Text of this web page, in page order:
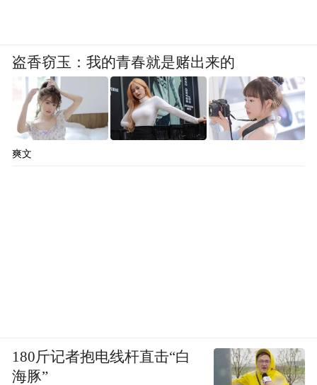
盗香窃玉：我的青春就是赌出来的
爽文
180斤记者抱电线杆直击“白
海豚”